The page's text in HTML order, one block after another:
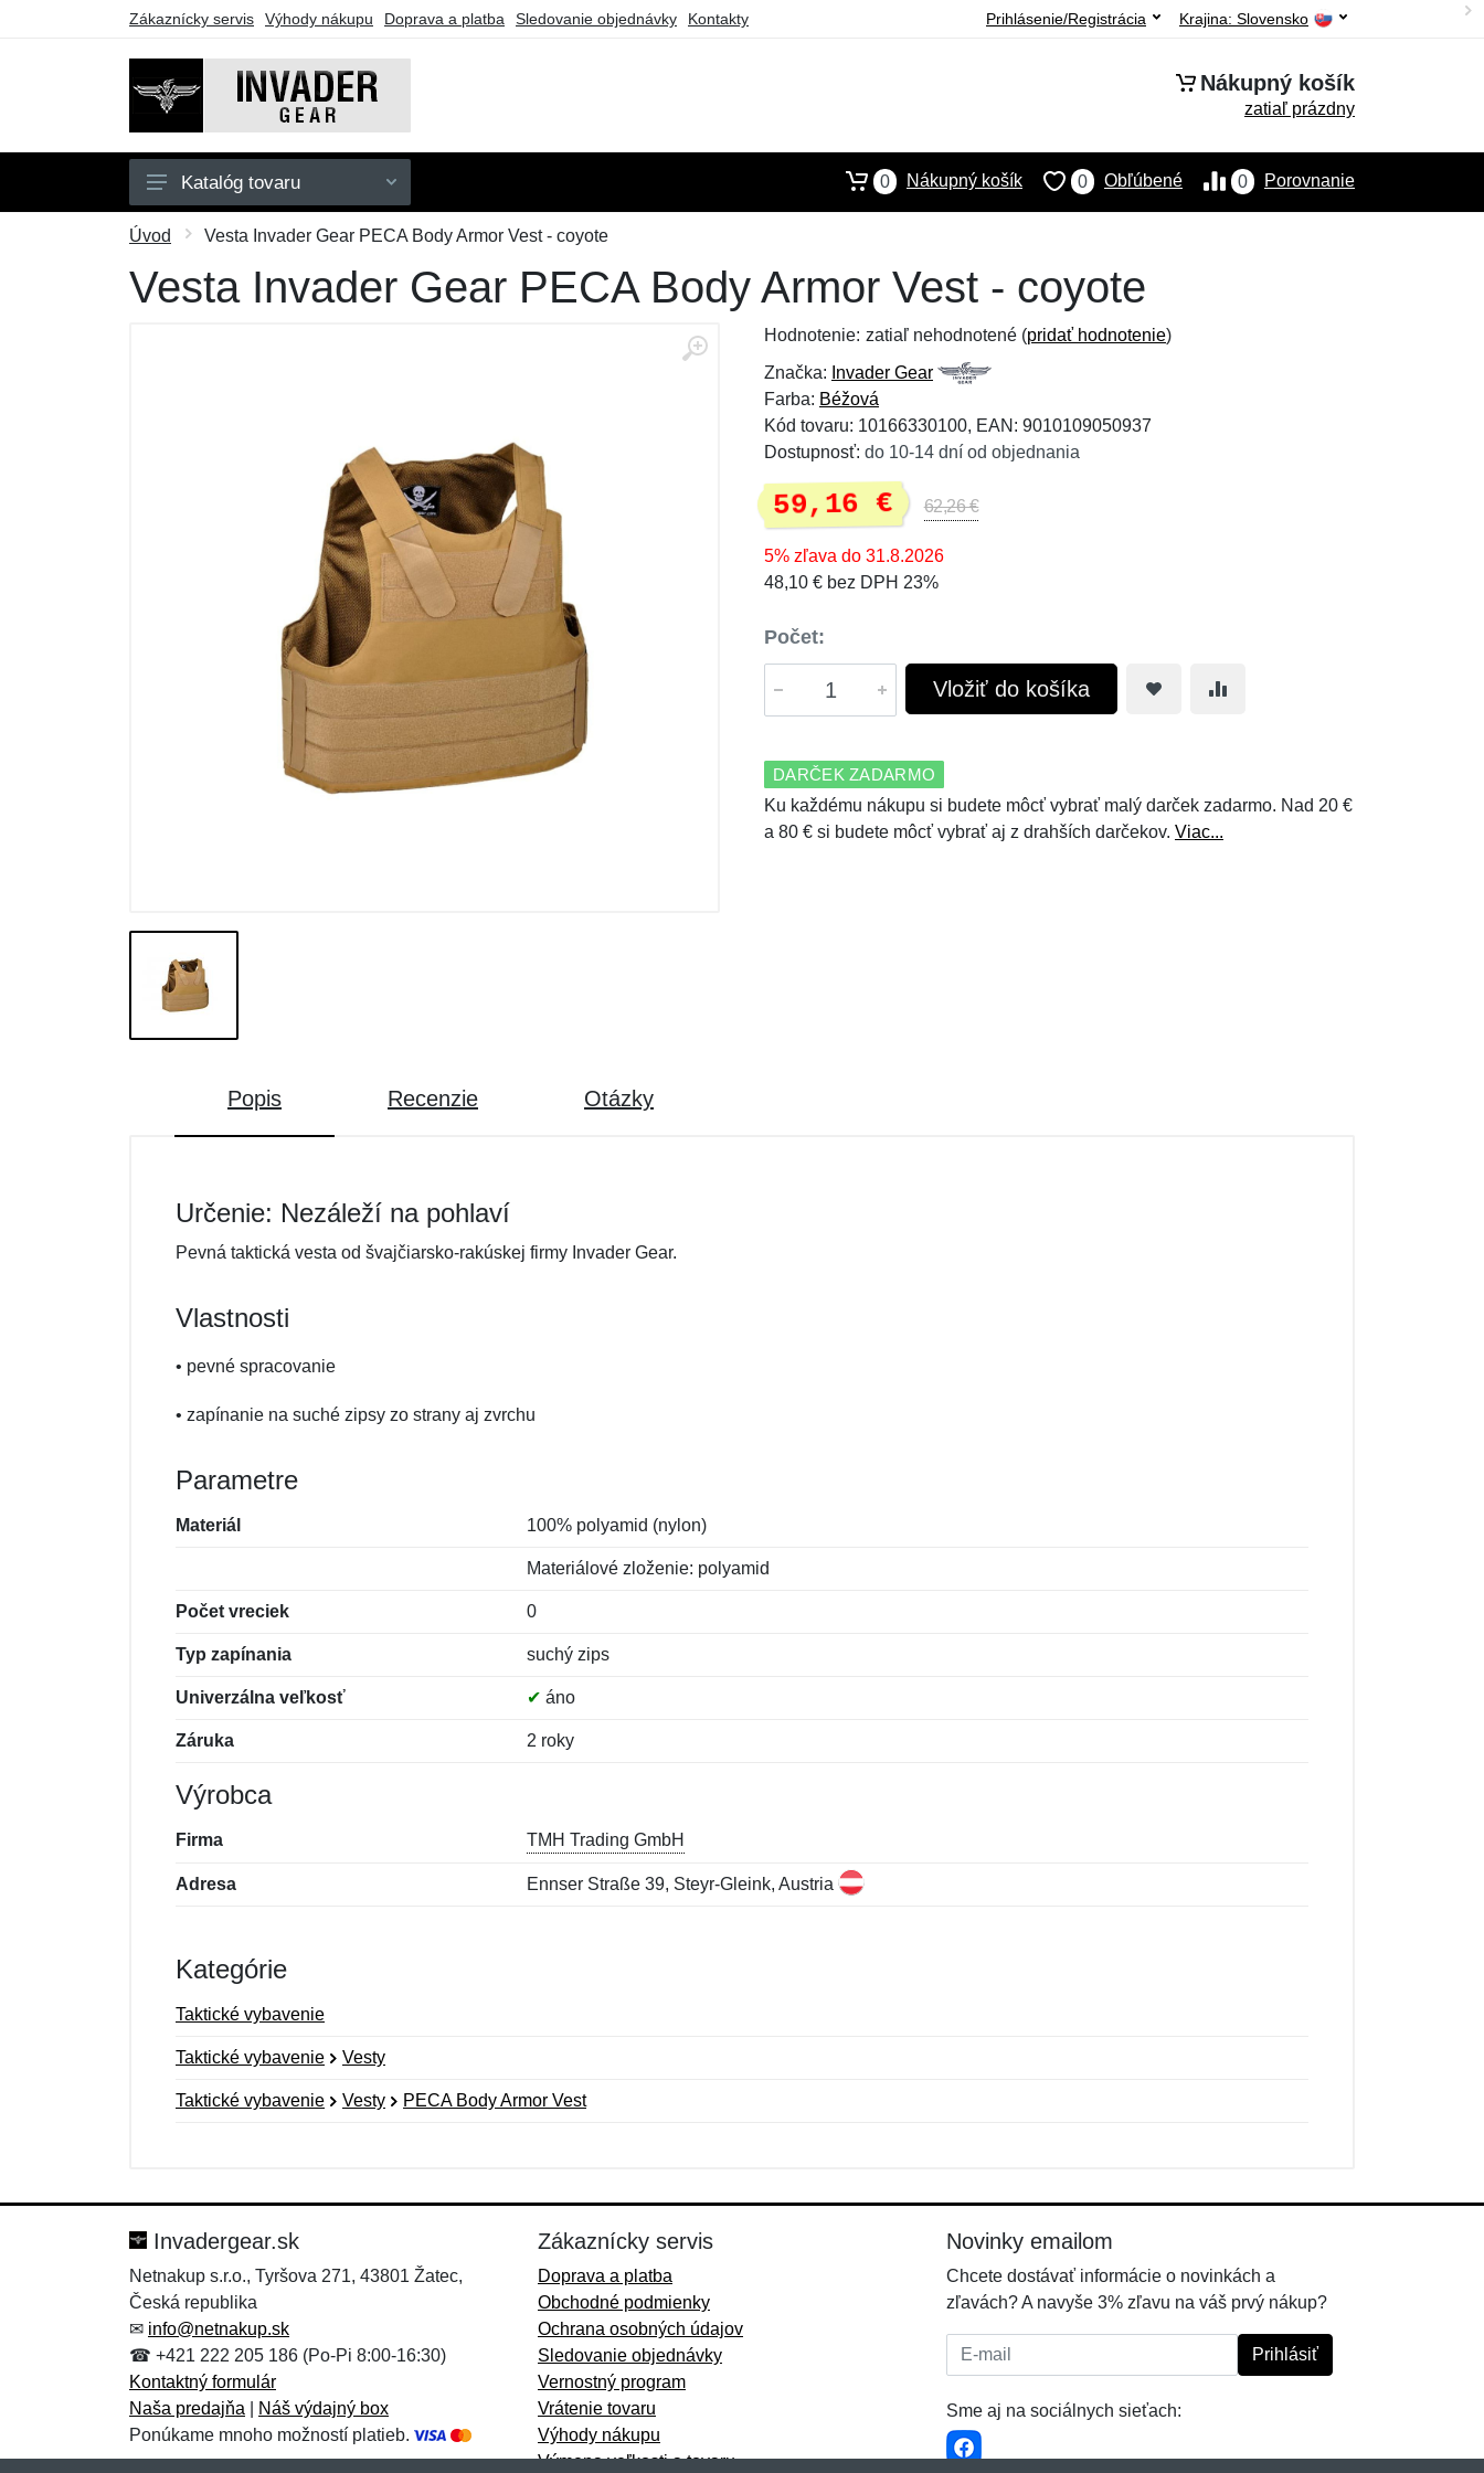
Zákaznícky servis Výhody nákupu Doprava a platba Sledovanie objednávky Kontakty Krajina: Slovensko
Prihlásenie/Registrácia
Nákupný košík
zatiaľ prázdny
Pánske
Doplnky
Katalóg tovaru 0 Porovnanie
0 Obľúbené
0 Nákupný košík
Úvod Vesta Invader Gear PECA Body Armor Vest - coyote
Vesta Invader Gear PECA Body Armor Vest - coyote
Hodnotenie: zatiaľ nehodnotené (pridať hodnotenie)
Značka: Invader Gear
Farba: Béžová
Kód tovaru: 10166330100, EAN: 9010109050937
Dostupnosť: do 10-14 dní od objednania
59,16 € 62,26 €
5% zľava do 31.8.2026
48,10 € bez DPH 23%
Počet:
Vložiť do košíka
DARČEK ZADARMO
Ku každému nákupu si budete môcť vybrať malý darček zadarmo. Nad 20 €
a 80 € si budete môcť vybrať aj z drahších darčekov. Viac...
Popis Recenzie Otázky
Určenie: Nezáleží na pohlaví
Pevná taktická vesta od švajčiarsko-rakúskej firmy Invader Gear.
Vlastnosti
• pevné spracovanie
• zapínanie na suché zipsy zo strany aj zvrchu
Parametre
Materiál 100% polyamid (nylon)
Materiálové zloženie: polyamid
Počet vreciek 0
Typ zapínania suchý zips
Univerzálna veľkosť ✔ áno
Záruka 2 roky
Výrobca
Firma TMH Trading GmbH
Adresa Ennser Straße 39, Steyr-Gleink, Austria
Kategórie
Taktické vybavenie
Taktické vybavenie Vesty
Taktické vybavenie Vesty PECA Body Armor Vest
Správa*
Správa*
Invadergear.sk
Netnakup s.r.o., Tyršova 271, 43801 Žatec,
Česká republika
✉ info@netnakup.sk
☎ +421 222 205 186 (Po-Pi 8:00-16:30)
Kontaktný formulár
Naša predajňa
Náš výdajný box
Ponúkame mnoho možností platieb.
Zákaznícky servis
Doprava a platba
Obchodné podmienky
Ochrana osobných údajov
Sledovanie objednávky
Vernostný program
Vrátenie tovaru
Výhody nákupu
Výmena veľkosti a tovaru
Novinky emailom
Chcete dostávať informácie o novinkách a
zľavách? A navyše 3% zľavu na váš prvý nákup?
E-mail: Prihlásiť
Sme aj na sociálnych sieťach: